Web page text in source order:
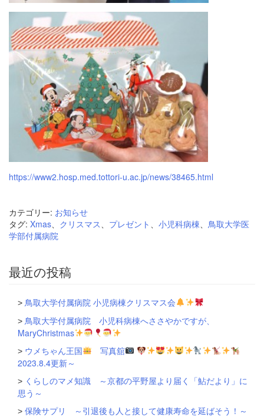
https://www2.hosp.med.tottori-u.ac.jp/news/38465.html
カテゴリー: お知らせ
タグ: Xmas クリスマス プレゼント 小児科病棟
鳥取大学医
学部付属病院
最近の投稿
鳥取大学付属病院 小児病棟クリスマス会
鳥取大学付属病院 小児科病棟へささやかですが、
MaryChristmas
ウメちゃん王国
写真舘
2023.8.4更新～
くらしのマメ知識 ～京都の平野屋より届く「鮎だより」に
思う～
保険サプリ ～引退後も人と接して健康寿命を延ばそう！～